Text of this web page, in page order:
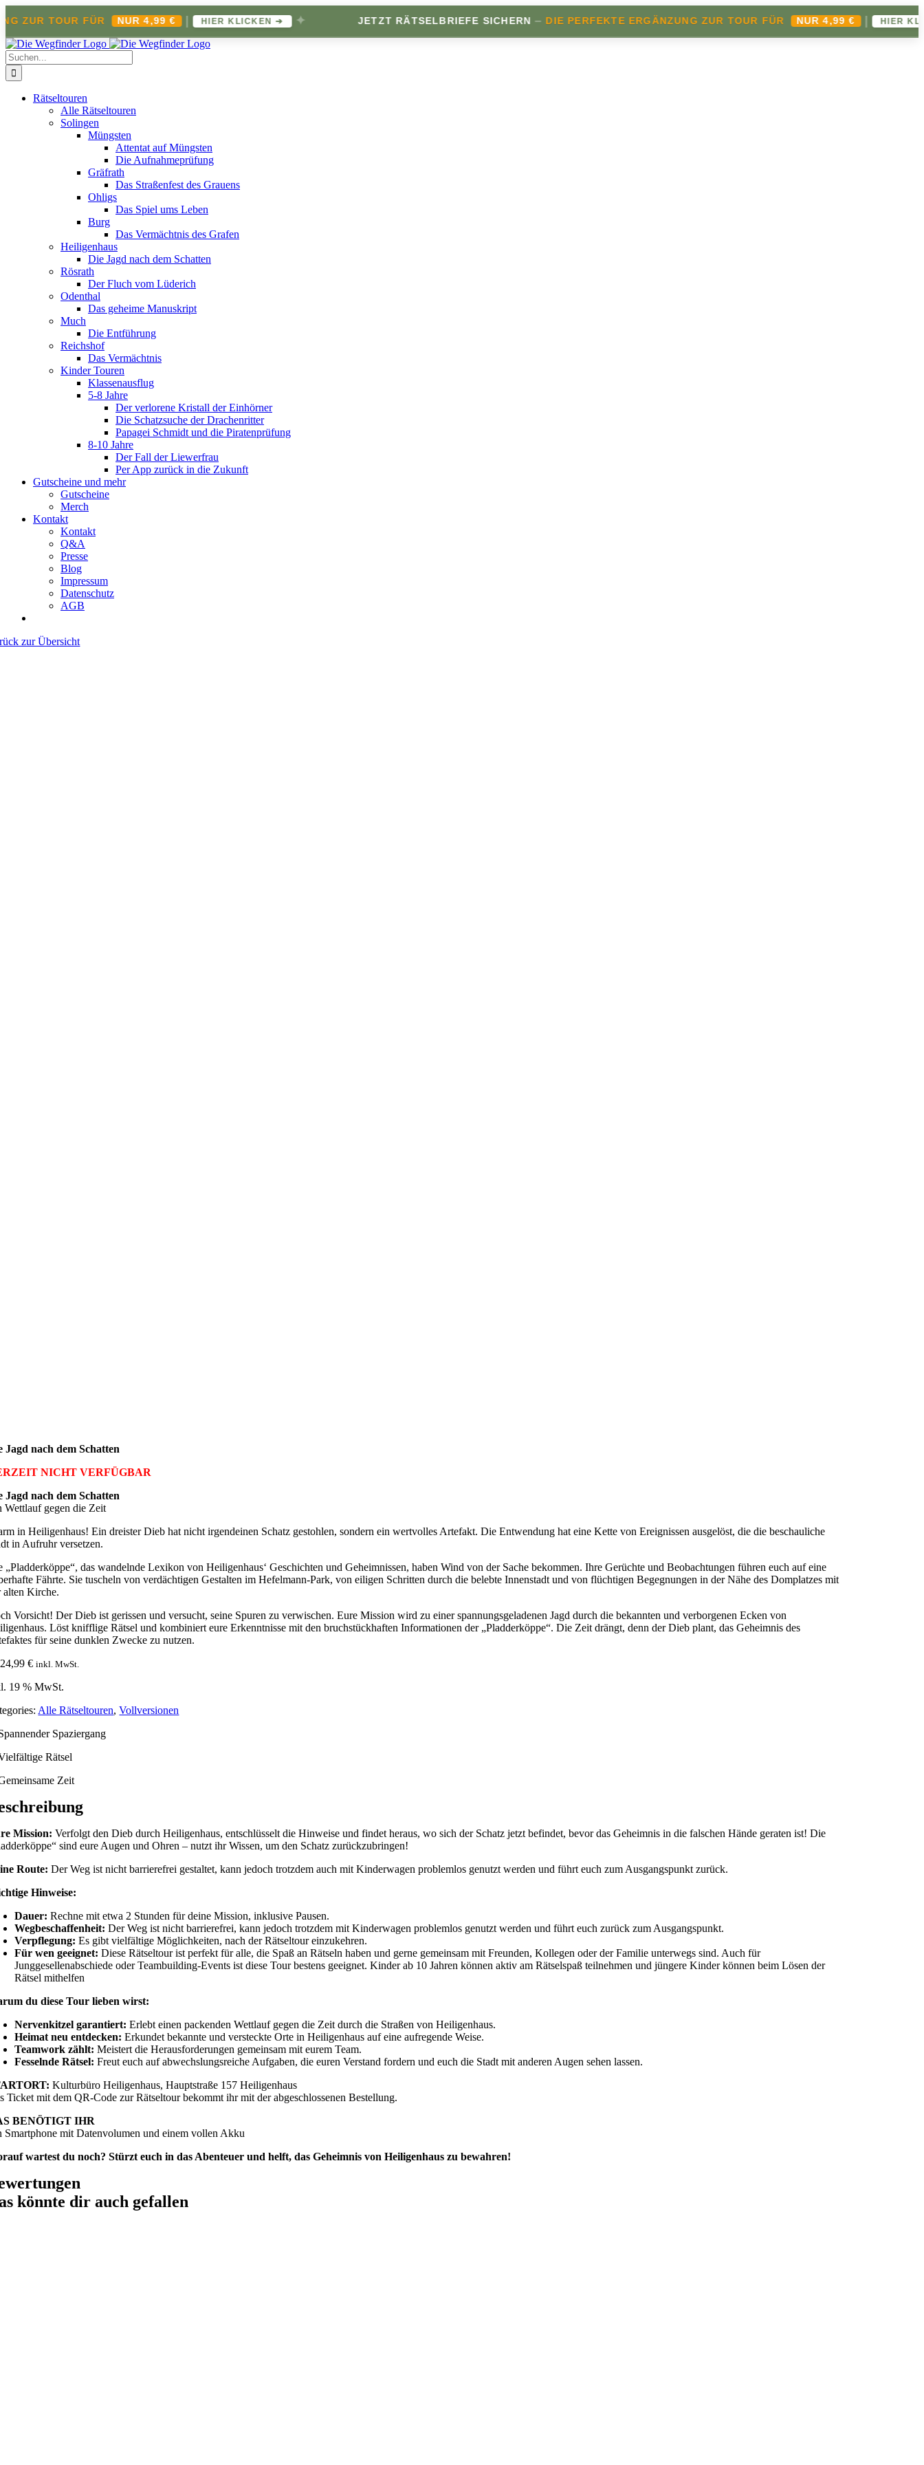
TOUR FÜR NUR 4,99 € | HIER KLICKEN ➔ ✦ JETZT RÄTSELBRIEFE SICHERN – DIE PERFEKTE ERGÄNZUNG ZUR TOUR FÜR NUR 4,99 € | HIER KLICKEN ➔
Zum
Inhalt
springen
Suche
nach:
Rätseltouren
Alle Rätseltouren
Solingen
Müngsten
Attentat auf Müngsten
Die Aufnahmeprüfung
Gräfrath
Das Straßenfest des Grauens
Ohligs
Das Spiel ums Leben
Burg
Das Vermächtnis des Grafen
Heiligenhaus
Die Jagd nach dem Schatten
Rösrath
Der Fluch vom Lüderich
Odenthal
Das geheime Manuskript
Much
Die Entführung
Reichshof
Das Vermächtnis
Kinder Touren
Klassenausflug
5-8 Jahre
Der verlorene Kristall der Einhörner
Die Schatzsuche der Drachenritter
Papagei Schmidt und die Piratenprüfung
8-10 Jahre
Der Fall der Liewerfrau
Per App zurück in die Zukunft
Gutscheine und mehr
Gutscheine
Merch
Kontakt
Kontakt
Q&A
Presse
Blog
Impressum
Datenschutz
AGB
zur Übersicht
Jagd nach dem Schatten
NICHT VERFÜGBAR
Jagd nach dem Schatten
Wettlauf gegen die Zeit
in Heiligenhaus! Ein dreister Dieb hat nicht irgendeinen Schatz gestohlen, sondern ein wertvolles Artefakt. Die Entwendung hat eine Kette von Ereignissen ausgelöst, die die beschauliche
in Aufruhr versetzen.
„Pladderköppe“, das wandelnde Lexikon von Heiligenhaus‘ Geschichten und Geheimnissen, haben Wind von der Sache bekommen. Ihre Gerüchte und Beobachtungen führen euch auf eine
Fährte. Sie tuscheln von verdächtigen Gestalten im Hefelmann-Park, von eiligen Schritten durch die belebte Innenstadt und von flüchtigen Begegnungen in der Nähe des Domplatzes mit
alten Kirche.
Vorsicht! Der Dieb ist gerissen und versucht, seine Spuren zu verwischen. Eure Mission wird zu einer spannungsgeladenen Jagd durch die bekannten und verborgenen Ecken von
Löst knifflige Rätsel und kombiniert eure Erkenntnisse mit den bruchstückhaften Informationen der „Pladderköppe“. Die Zeit drängt, denn der Dieb plant, das Geheimnis des
für seine dunklen Zwecke zu nutzen.
24,99€ inkl. MwSt.
19 % MwSt.
Alle Rätseltouren,Vollversionen
Spaziergang
Rätsel
Zeit
Mission: Verfolgt den Dieb durch Heiligenhaus, entschlüsselt die Hinweise und findet heraus, wo sich der Schatz jetzt befindet, bevor das Geheimnis in die falschen Hände geraten ist! Die
sind eure Augen und Ohren – nutzt ihr Wissen, um den Schatz zurückzubringen!
Route: Der Weg ist nicht barrierefrei gestaltet, kann jedoch trotzdem auch mit Kinderwagen problemlos genutzt werden und führt euch zum Ausgangspunkt zurück.
Hinweise:
Dauer: Rechne mit etwa 2 Stunden für deine Mission, inklusive Pausen.
Wegbeschaffenheit: Der Weg ist nicht barrierefrei, kann jedoch trotzdem mit Kinderwagen problemlos genutzt werden und führt euch zurück zum Ausgangspunkt.
Verpflegung: Es gibt vielfältige Möglichkeiten, nach der Rätseltour einzukehren.
Für wen geeignet: Diese Rätseltour ist perfekt für alle, die Spaß an Rätseln haben und gerne gemeinsam mit Freunden, Kollegen oder der Familie unterwegs sind. Auch für
Junggesellenabschiede oder Teambuilding-Events ist diese Tour bestens geeignet. Kinder ab 10 Jahren können aktiv am Rätselspaß teilnehmen und jüngere Kinder können beim Lösen der
Rätsel mithelfen
du diese Tour lieben wirst:
Nervenkitzel garantiert: Erlebt einen packenden Wettlauf gegen die Zeit durch die Straßen von Heiligenhaus.
Heimat neu entdecken: Erkundet bekannte und versteckte Orte in Heiligenhaus auf eine aufregende Weise.
Teamwork zählt: Meistert die Herausforderungen gemeinsam mit eurem Team.
Fesselnde Rätsel: Freut euch auf abwechslungsreiche Aufgaben, die euren Verstand fordern und euch die Stadt mit anderen Augen sehen lassen.
Kulturbüro Heiligenhaus, Hauptstraße 157 Heiligenhaus
Ticket mit dem QR-Code zur Rätseltour bekommt ihr mit der abgeschlossenen Bestellung.
BENÖTIGT IHR
Smartphone mit Datenvolumen und einem vollen Akku
wartest du noch? Stürzt euch in das Abenteuer und helft, das Geheimnis von Heiligenhaus zu bewahren!
könnte dir auch gefallen